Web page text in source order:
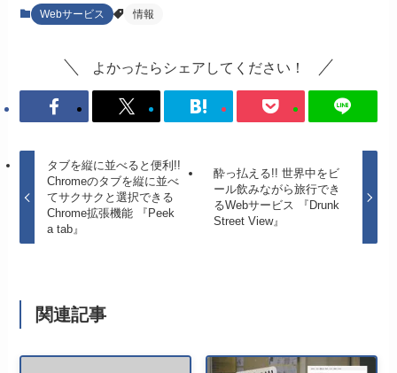
Webサービス 情報
よかったらシェアしてください！
タブを縦に並べると便利!!
Chromeのタブを縦に並べ
てサクサクと選択できる
Chrome拡張機能 『Peek
a tab』
酔っ払える!! 世界中をビ
ール飲みながら旅行でき
るWebサービス 『Drunk
Street View』
関連記事